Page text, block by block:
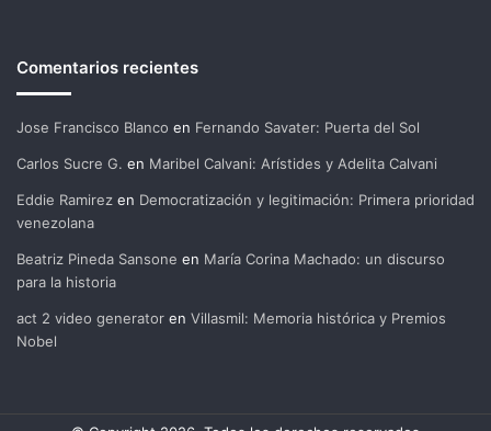
Comentarios recientes
Jose Francisco Blanco en Fernando Savater: Puerta del Sol
Carlos Sucre G. en Maribel Calvani: Arístides y Adelita Calvani
Eddie Ramirez en Democratización y legitimación: Primera prioridad
venezolana
Beatriz Pineda Sansone en María Corina Machado: un discurso
para la historia
act 2 video generator en Villasmil: Memoria histórica y Premios
Nobel